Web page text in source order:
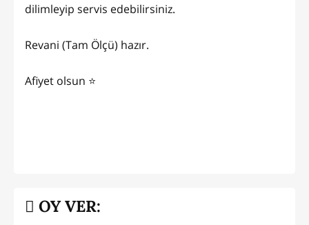
dilimleyip servis edebilirsiniz.
Revani (Tam Ölçü) hazır.
Afiyet olsun ⭐️
OY VER: